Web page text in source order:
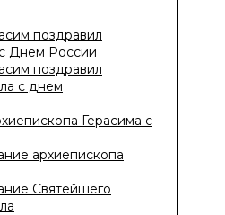
поздравил
Днем России
поздравил
с днем
Герасима с
архиепископа
Святейшего